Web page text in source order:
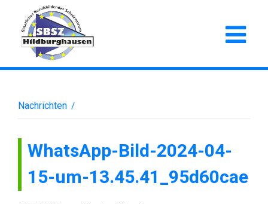
Nachrichten /
WhatsApp-Bild-2024-04-
15-um-13.45.41_95d60cae